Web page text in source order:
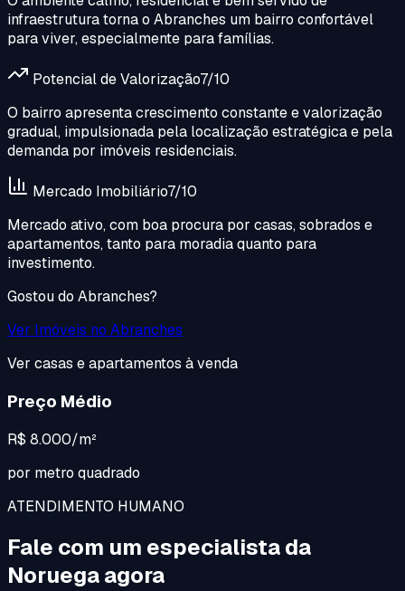
infraestrutura torna o Abranches um bairro confortável
para viver, especialmente para famílias.
Potencial de Valorização7/10
O bairro apresenta crescimento constante e valorização
gradual, impulsionada pela localização estratégica e pela
demanda por imóveis residenciais.
Mercado Imobiliário7/10
Mercado ativo, com boa procura por casas, sobrados e
apartamentos, tanto para moradia quanto para
investimento.
Gostou do Abranches?
Ver Imóveis no Abranches
Ver casas e apartamentos à venda
Preço Médio
R$ 8.000/m²
por metro quadrado
ATENDIMENTO HUMANO
Fale com um especialista da
Noruega agora